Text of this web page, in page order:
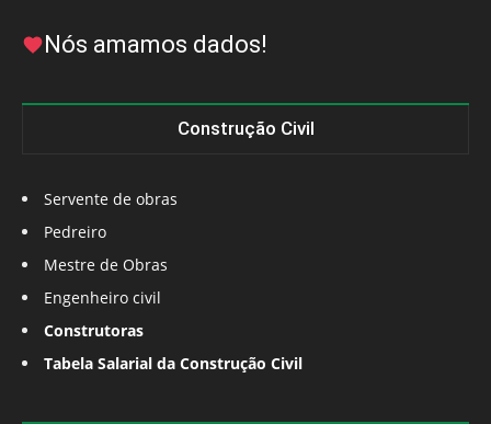
Nós amamos dados!
Construção Civil
Servente de obras
Pedreiro
Mestre de Obras
Engenheiro civil
Construtoras
Tabela Salarial da Construção Civil